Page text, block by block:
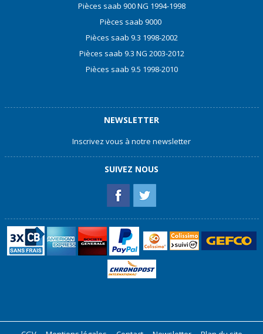
Pièces saab 900 NG 1994-1998
Pièces saab 9000
Pièces saab 9.3 1998-2002
Pièces saab 9.3 NG 2003-2012
Pièces saab 9.5 1998-2010
NEWSLETTER
Inscrivez vous à notre newsletter
SUIVEZ NOUS